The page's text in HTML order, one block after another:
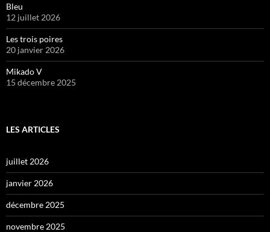
Bleu
12 juillet 2026
Les trois poires
20 janvier 2026
Mikado V
15 décembre 2025
LES ARTICLES
juillet 2026
janvier 2026
décembre 2025
novembre 2025